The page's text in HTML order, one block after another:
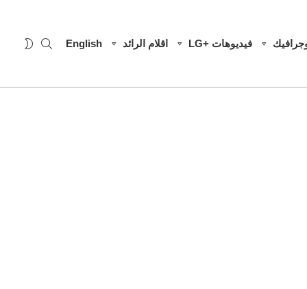
فيديوهات +LG اقلام الرائد English
SEARCH